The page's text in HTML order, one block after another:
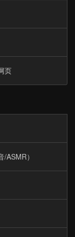
页
ASMR）